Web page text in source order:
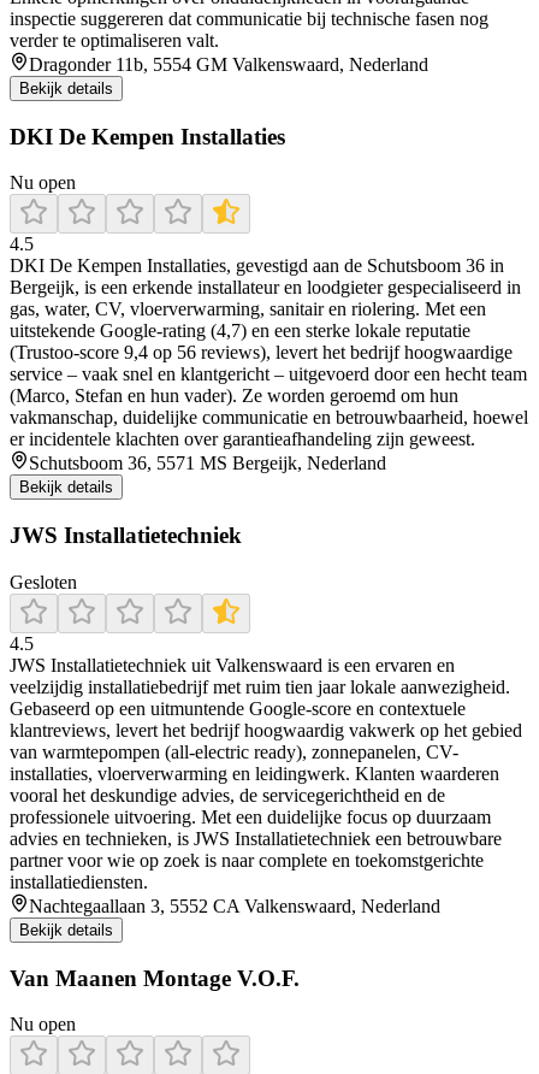
inspectie suggereren dat communicatie bij technische fasen nog
verder te optimaliseren valt.
Dragonder 11b, 5554 GM Valkenswaard, Nederland
Bekijk details
DKI De Kempen Installaties
Nu open
4.5
DKI De Kempen Installaties, gevestigd aan de Schutsboom 36 in
Bergeijk, is een erkende installateur en loodgieter gespecialiseerd in
gas, water, CV, vloerverwarming, sanitair en riolering. Met een
uitstekende Google‑rating (4,7) en een sterke lokale reputatie
(Trustoo‑score 9,4 op 56 reviews), levert het bedrijf hoogwaardige
service – vaak snel en klantgericht – uitgevoerd door een hecht team
(Marco, Stefan en hun vader). Ze worden geroemd om hun
vakmanschap, duidelijke communicatie en betrouwbaarheid, hoewel
er incidentele klachten over garantieafhandeling zijn geweest.
Schutsboom 36, 5571 MS Bergeijk, Nederland
Bekijk details
JWS Installatietechniek
Gesloten
4.5
JWS Installatietechniek uit Valkenswaard is een ervaren en
veelzijdig installatiebedrijf met ruim tien jaar lokale aanwezigheid.
Gebaseerd op een uitmuntende Google-score en contextuele
klantreviews, levert het bedrijf hoogwaardig vakwerk op het gebied
van warmtepompen (all‑electric ready), zonnepanelen, CV-
installaties, vloerverwarming en leidingwerk. Klanten waarderen
vooral het deskundige advies, de servicegerichtheid en de
professionele uitvoering. Met een duidelijke focus op duurzaam
advies en technieken, is JWS Installatietechniek een betrouwbare
partner voor wie op zoek is naar complete en toekomstgerichte
installatiediensten.
Nachtegaallaan 3, 5552 CA Valkenswaard, Nederland
Bekijk details
Van Maanen Montage V.O.F.
Nu open